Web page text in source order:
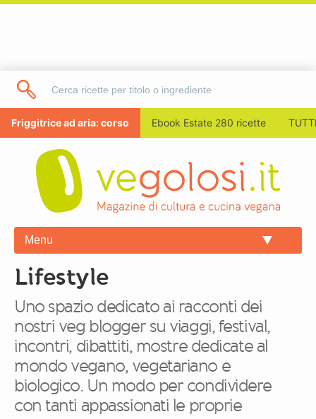
Friggitrice ad aria: corso Ebook Estate 280 ricette
Menu
Lifestyle
Uno spazio dedicato ai racconti dei
nostri veg blogger su viaggi, festival,
incontri, dibattiti, mostre dedicate al
mondo vegano, vegetariano e
biologico. Un modo per condividere
con tanti appassionati le proprie